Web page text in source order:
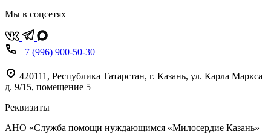
Мы в соцсетях
+7 (996) 900-50-30
420111 , Республика Татарстан, г. Казань, ул. Карла Маркса
д. 9/15, помещение 5
Реквизиты
АНО «Служба помощи нуждающимся «Милосердие Казань»